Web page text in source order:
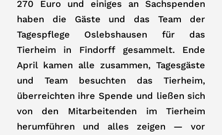
270 Euro und einiges an Sachspenden
haben die Gäste und das Team der
Tagespflege Oslebshausen für das
Tierheim in Findorff gesammelt. Ende
April kamen alle zusammen, Tagesgäste
und Team besuchten das Tierheim,
überreichten ihre Spende und ließen sich
von den Mitarbeitenden im Tierheim
herumführen und alles zeigen — vor